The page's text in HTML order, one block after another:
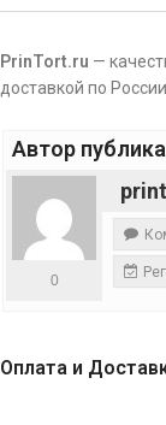
PrinTort.ru —
доставкой по
Автор
0
Оплата и